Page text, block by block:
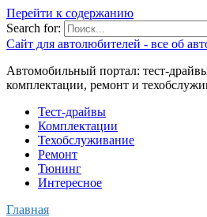
Перейти к содержанию
Search for:
Сайт для автолюбителей - все об
Автомобильный портал: тест-
комплектации, ремонт и
Тест-драйвы
Комплектации
Техобслуживание
Ремонт
Тюнинг
Интересное
Главная